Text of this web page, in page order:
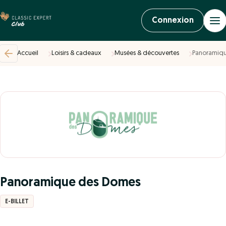
Connexion
Accueil Loisirs & cadeaux Musées & découvertes
Panoramique des Domes
E-BILLET